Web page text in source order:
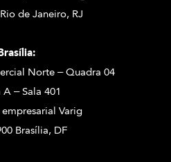
de Janeiro, RJ
Brasília:
Norte – Quadra 04
A – Sala 401
Varig
Brasília, DF